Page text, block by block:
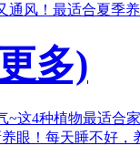
通风！ 最适合夏季
多)
~这4种植物最适合
眼！ 每天睡不好，